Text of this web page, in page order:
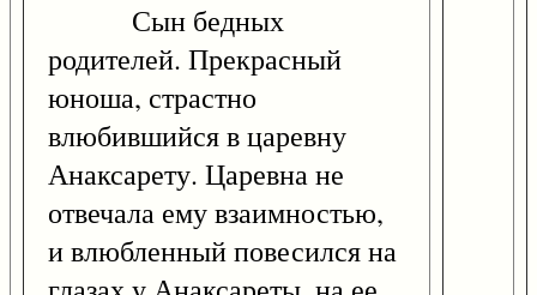
Сын бедных
родителей. Прекрасный
юноша, страстно
влюбившийся в царевну
Анаксарету. Царевна не
отвечала ему взаимностью,
и влюбленный повесился на